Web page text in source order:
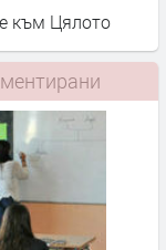
към Цялото